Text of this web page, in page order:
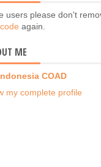
users please don't
again.
ME
COAD
my complete profile